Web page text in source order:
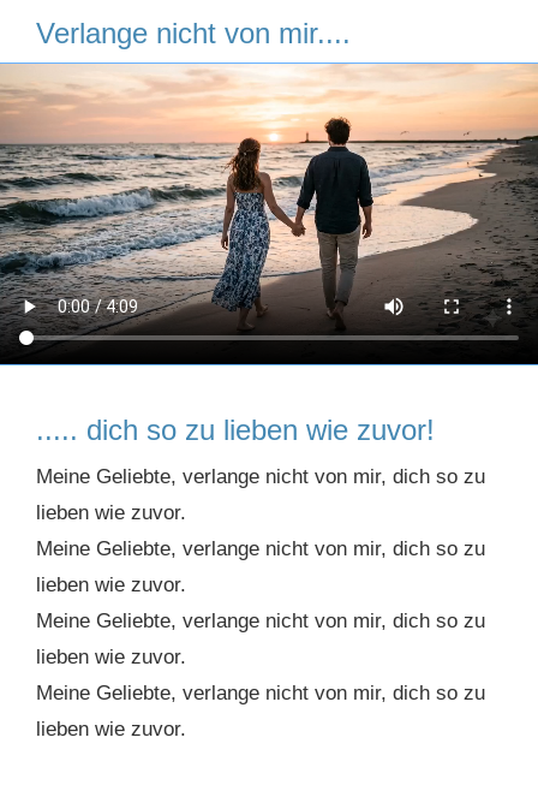
Verlange nicht von mir....
..... dich so zu lieben wie zuvor!
Meine Geliebte, verlange nicht von mir, dich so zu
lieben wie zuvor.
Meine Geliebte, verlange nicht von mir, dich so zu
lieben wie zuvor.
Meine Geliebte, verlange nicht von mir, dich so zu
lieben wie zuvor.
Meine Geliebte, verlange nicht von mir, dich so zu
lieben wie zuvor.